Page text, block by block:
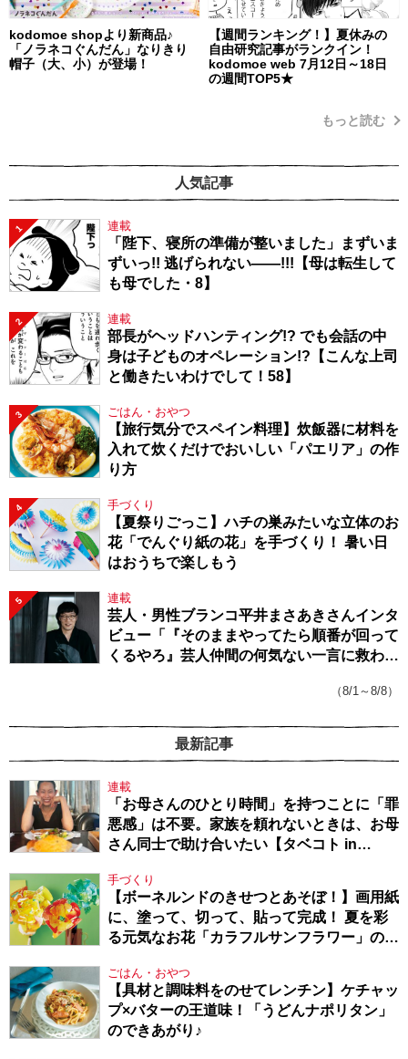
kodomoe shopより新商品♪
「ノラネコぐんだん」なりきり
帽子（大、小）が登場！
【週間ランキング！】夏休みの
自由研究記事がランクイン！
kodomoe web 7月12日～18日
の週間TOP5★
もっと読む
人気記事
1 連載
「陛下、寝所の準備が整いました」まずいま
ずいっ!! 逃げられない――!!!【母は転生して
も母でした・8】
2 連載
部長がヘッドハンティング!? でも会話の中
身は子どものオペレーション!?【こんな上司
と働きたいわけでして！58】
3 ごはん・おやつ
【旅行気分でスペイン料理】炊飯器に材料を
入れて炊くだけでおいしい「パエリア」の作
り方
4 手づくり
【夏祭りごっこ】ハチの巣みたいな立体のお
花「でんぐり紙の花」を手づくり！ 暑い日
はおうちで楽しもう
5 連載
芸人・男性ブランコ平井まさあきさんインタ
ビュー「『そのままやってたら順番が回って
くるやろ』芸人仲間の何気ない一言に救われ
（8/1～8/8）
最新記事
連載
「お母さんのひとり時間」を持つことに「罪
悪感」は不要。家族を頼れないときは、お母
さん同士で助け合いたい【タベコト in
手づくり
【ボーネルンドのきせつとあそぼ！】画用紙
に、塗って、切って、貼って完成！ 夏を彩
る元気なお花「カラフルサンフラワー」の作
ごはん・おやつ
【具材と調味料をのせてレンチン】ケチャッ
プ×バターの王道味！「うどんナポリタン」
のできあがり♪